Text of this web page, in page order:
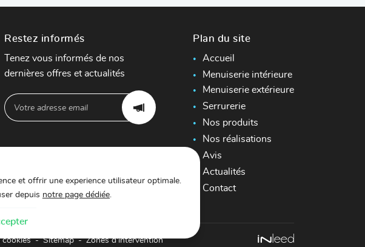
Restez informés
Tenez vous informés de nos
dernières offres et actualités
Plan du site
Accueil
Menuiserie intérieure
Menuiserie extérieure
Serrurerie
Nos produits
Nos réalisations
Avis
Actualités
Contact
cookies Sitemap Zones d'intervention
et offrir une experience utilisateur optimale.
depuis notre page dédiée.